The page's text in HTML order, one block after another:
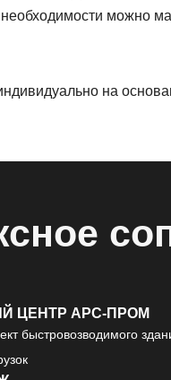
можно
на
ЦЕНТР АРС-ПРОМ
быстровозводимого